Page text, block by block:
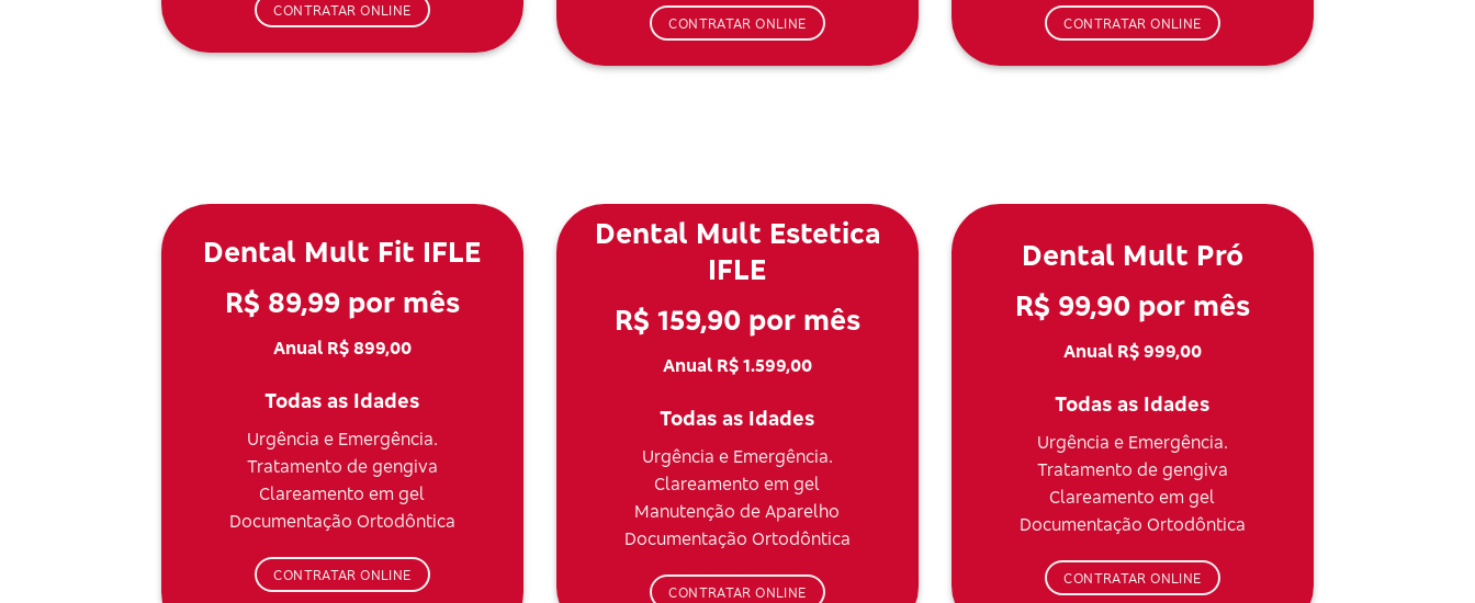
CONTRATAR ONLINE
CONTRATAR ONLINE CONTRATAR ONLINE
Dental Mult Fit IFLE
R$ 89,99 por mês
Anual R$ 899,00
Todas as Idades
Urgência e Emergência.
Tratamento de gengiva
Clareamento em gel
Documentação Ortodôntica
CONTRATAR ONLINE
Dental Mult Estetica
IFLE
R$ 159,90 por mês
Anual R$ 1.599,00
Todas as Idades
Urgência e Emergência.
Clareamento em gel
Manutenção de Aparelho
Documentação Ortodôntica
CONTRATAR ONLINE
Dental Mult Pró
R$ 99,90 por mês
Anual R$ 999,00
Todas as Idades
Urgência e Emergência.
Tratamento de gengiva
Clareamento em gel
Documentação Ortodôntica
CONTRATAR ONLINE